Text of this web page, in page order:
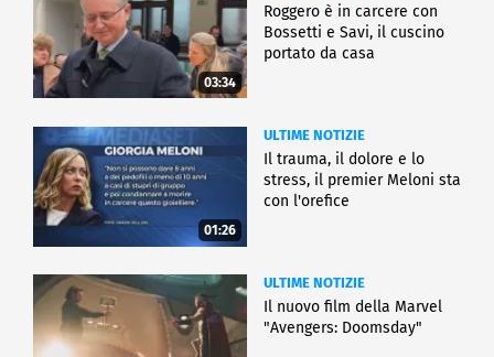
03:34
Roggero è in carcere con
Bossetti e Savi, il cuscino
portato da casa
01:26
ULTIME NOTIZIE
Il trauma, il dolore e lo
stress, il premier Meloni sta
con l'orefice
ULTIME NOTIZIE
Il nuovo film della Marvel
"Avengers: Doomsday"